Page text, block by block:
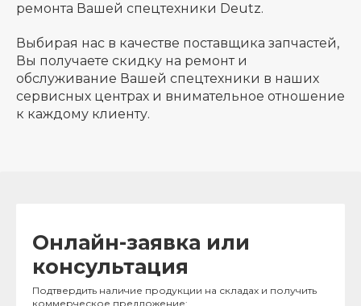
ремонта Вашей спецтехники Deutz.
Выбирая нас в качестве поставщика запчастей,
Вы получаете скидку на ремонт и
обслуживание Вашей спецтехники в наших
сервисных центрах и внимательное отношение
к каждому клиенту.
Онлайн-заявка или
консультация
Подтвердить наличие продукции на складах и получить
коммерческое предложение: